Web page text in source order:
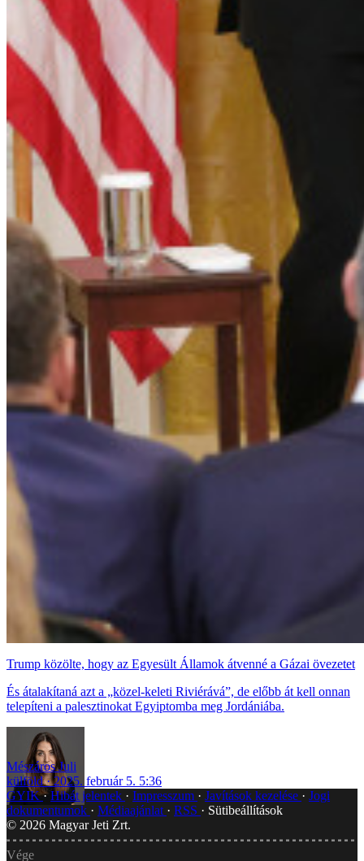
Trump közölte, hogy az Egyesült Államok átvenné a Gázai övezetet
És átalakítaná azt a „közel-keleti Riviérává”, de előbb át kell onnan
telepíteni a palesztinokat Egyiptomba meg Jordániába.
Mészáros Juli
külföld
2025. február 5. 5:36
GYIK Hibát jelentek Impresszum Javítások kezelése
Jogi
dokumentumok
Médiaajánlat RSS
Sütibeállítások
© 2026 Magyar Jeti Zrt.
Vége